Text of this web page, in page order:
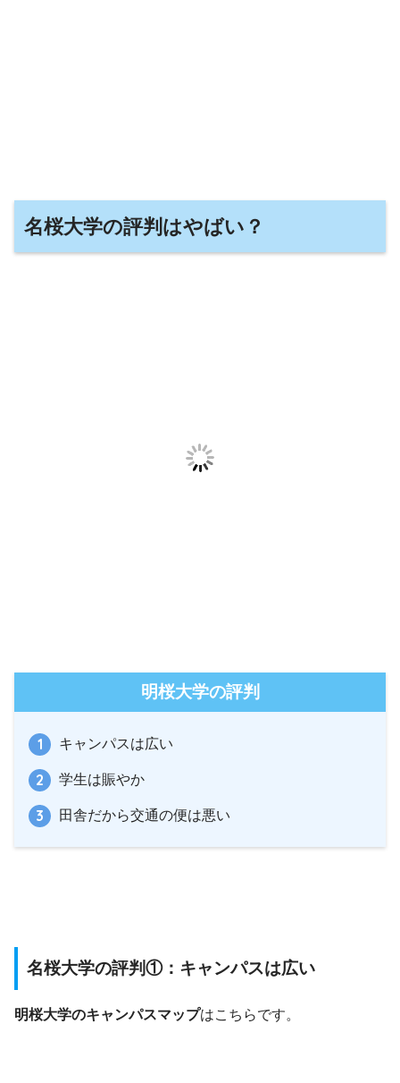
名桜大学の評判はやばい？
明桜大学の評判
キャンパスは広い
学生は賑やか
田舎だから交通の便は悪い
名桜大学の評判①：キャンパスは広い
明桜大学のキャンパスマップはこちらです。